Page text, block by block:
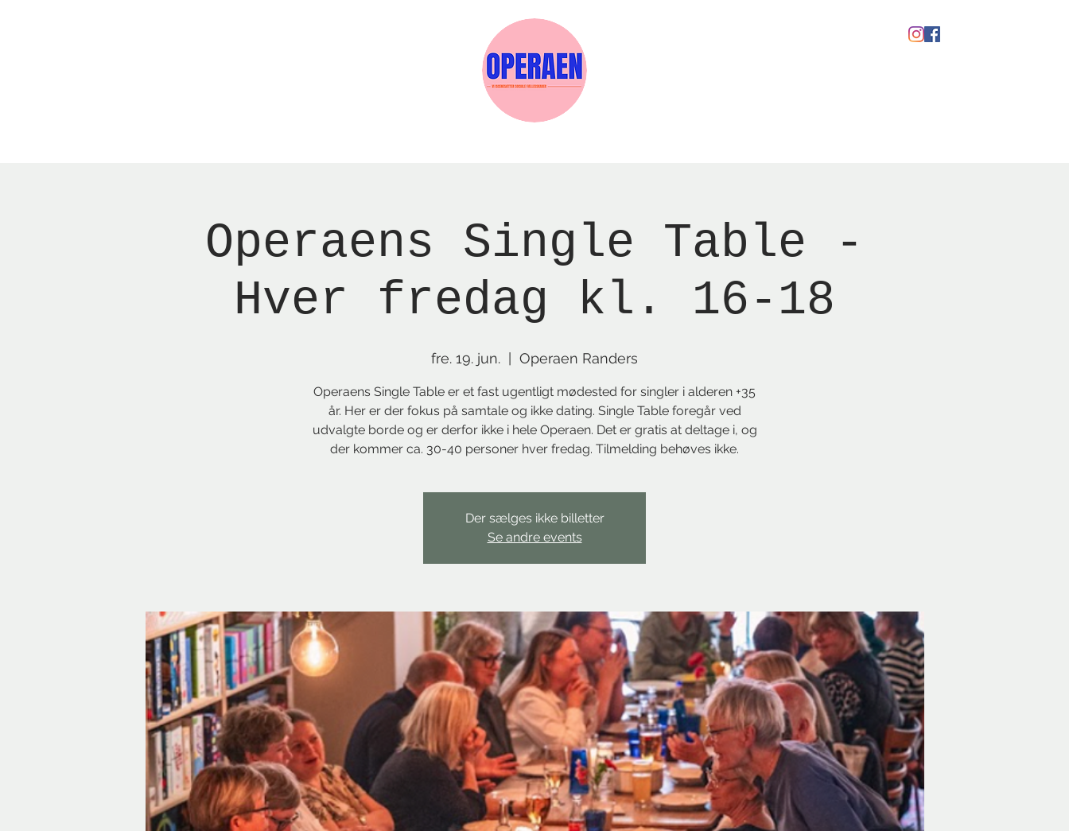
Operaens Single Table -
Hver fredag kl. 16-18
fre. 19. jun. Operaen Randers
Operaens Single Table er et fast ugentligt mødested for singler i alderen +35
år. Her er der fokus på samtale og ikke dating. Single Table foregår ved
udvalgte borde og er derfor ikke i hele Operaen. Det er gratis at deltage i, og
der kommer ca. 30-40 personer hver fredag. Tilmelding behøves ikke.
Der sælges ikke billetter
Se andre events